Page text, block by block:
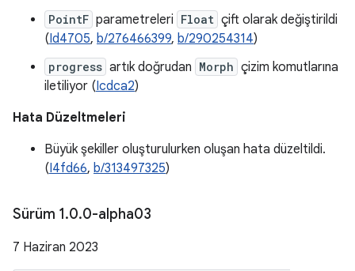
PointF parametreleri Float çift olarak değiştirildi
(Id4705, b/276466399, b/290254314)
progress artık doğrudan Morph çizim komutlarına
iletiliyor (Icdca2)
Hata Düzeltmeleri
Büyük şekiller oluşturulurken oluşan hata düzeltildi.
(I4fd66, b/313497325)
Sürüm 1.0.0-alpha03
7 Haziran 2023